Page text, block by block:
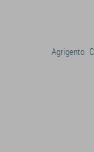
Agrigento